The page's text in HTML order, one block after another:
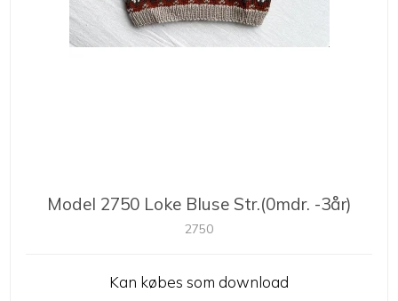
Model 2750 Loke Bluse Str.(0mdr. -3år)
2750
Kan købes som download